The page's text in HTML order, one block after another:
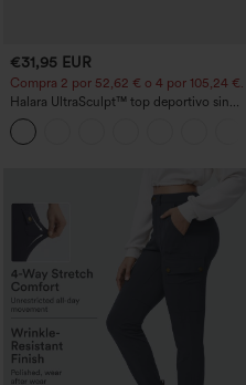
€31,95 EUR
Compra 2 por 52,62 € o 4 por 105,24 €.
Halara UltraSculpt™ top deportivo sin
mangas con escote redondo y bajo
curvo